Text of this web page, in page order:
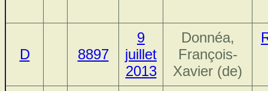
D 8897
9
juillet
2013
Donnéa,
François-
Xavier (de)